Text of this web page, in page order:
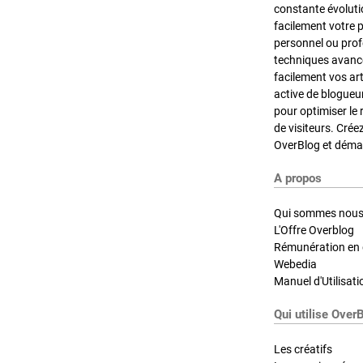
constante
facilement votre
personnel ou
techniques
facilement vos
active de
pour optimiser le
de visiteurs.
OverBlog et
A propos
Qui sommes
L'Offre Overblog
Rémunération
Webedia
Manuel
Qui utilise
Les créatifs